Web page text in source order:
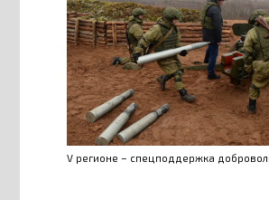
V регионе – спецподдержка